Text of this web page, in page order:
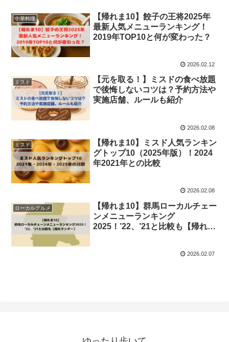
中華料理
【帰れま10】餃子の王将2025年
最新人気メニューランキング！
2019年TOP10と何が変わった？
2026.02.12
ミスド
【元を取る！】ミスドの食べ放題
で後悔しないコツは？予約方法や
実施店舗、ルールも紹介
2026.02.08
ミスド
【帰れま10】ミスド人気ランキン
グトップ10（2025年版）！2024
年2021年との比較
2026.02.08
ローカルグルメ
【帰れま10】群馬ローカルチェー
ンメニューランキング
2025！’22、’21と比較も【帰れマ
2026.02.07